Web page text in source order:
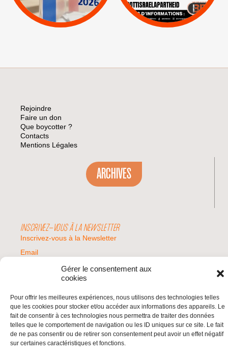
Gérer le consentement aux
cookies
Pour offrir les meilleures expériences, nous utilisons des technologies telles
que les cookies pour stocker et/ou accéder aux informations des appareils. Le
fait de consentir à ces technologies nous permettra de traiter des données
telles que le comportement de navigation ou les ID uniques sur ce site. Le fait
de ne pas consentir ou de retirer son consentement peut avoir un effet négatif
sur certaines caractéristiques et fonctions.
Visuels, tracts,
affiches,...
Rejoindre
Faire un don
Que boycotter ?
Contacts
Mentions Légales
ARCHIVES
INSCRIVEZ-VOUS À LA NEWSLETTER
Inscrivez-vous à la Newsletter
Email
Valider
© 2026 | BDS France | Boycott Désinvestissement Sanctions, la réponse
citoyenne et non-violente à l'impunité d'Israël |